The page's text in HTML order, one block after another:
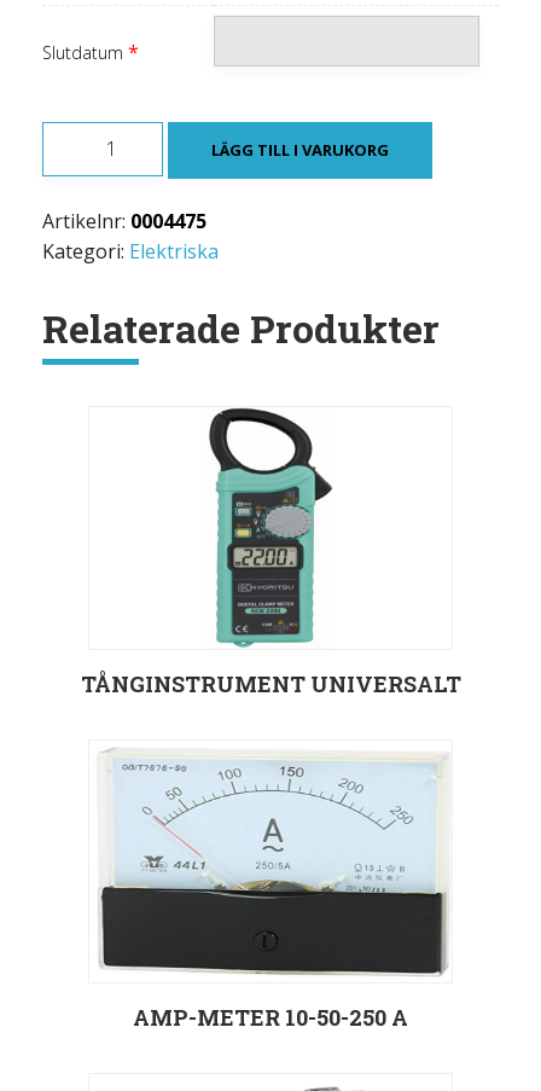
Slutdatum *
mätning,
ICM-
mängd
LÄGG TILL I VARUKORG
Artikelnr: 0004475
Kategori: Elektriska
Relaterade Produkter
TÅNGINSTRUMENT UNIVERSALT
Välj alternativ
AMP-METER 10-50-250 A